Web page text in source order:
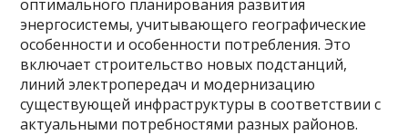
оптимального планирования развития
энергосистемы, учитывающего географические
особенности и особенности потребления. Это
включает строительство новых подстанций,
линий электропередач и модернизацию
существующей инфраструктуры в соответствии с
актуальными потребностями разных районов.